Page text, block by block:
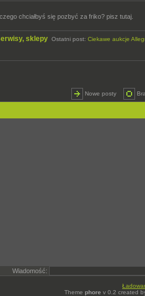
chciałbyś się pozbyć za friko? pisz tutaj.
sklepy Ostatni post: Ciekawe aukcje
Nowe posty
Wiadomość:
Theme phore v 0.2 created